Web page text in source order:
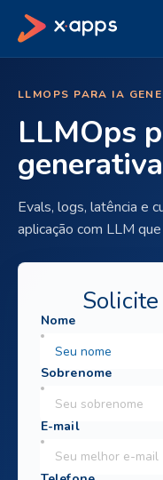
LLMOPS PARA IA
LLMOps
Evals, logs, latência e
aplicação com LLM